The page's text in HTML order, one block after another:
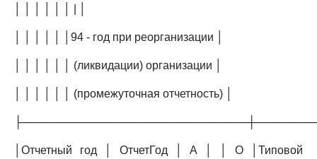
│ │ │ │ │ │94 - год при реорганизации │
│ │ │ │ │ │ (ликвидации) организации │
│ │ │ │ │ │ (промежуточная отчетность) │
│Отчетный год │ ОтчетГод │ А │ │ О │Типовой